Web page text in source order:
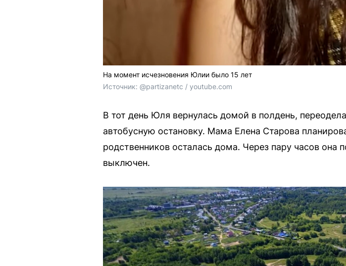
На момент исчезновения Юлии было 15 лет
Источник: @partizanetc / youtube.com
В тот день Юля вернулась домой в полдень,
автобусную остановку. Мама Елена Старова
родственников осталась дома. Через пару часов она
выключен.